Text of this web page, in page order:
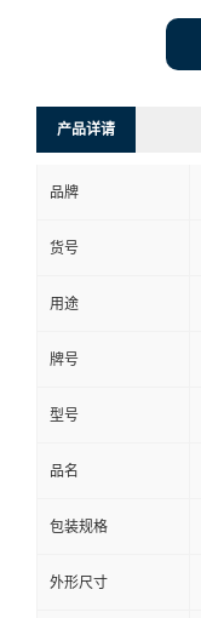
产品详请
品牌
货号
用途
牌号
型号
品名
包装规格
外形尺寸